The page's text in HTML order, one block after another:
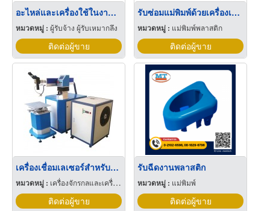
อะไหล่และเครื่องใช้ในงานแม่พิมพ์
หมวดหมู่ : ผู้รับจ้าง ผู้รับเหมากลึง
ติดต่อผู้ขาย
รับซ่อมแม่พิมพ์ด้วยเครื่องเชื่อมเลเซอร์
หมวดหมู่ : แม่พิมพ์พลาสติก
ติดต่อผู้ขาย
เครื่องเชื่อมเลเซอร์สำหรับซ่อมแม่พิมพ์,mold laser welding
หมวดหมู่ : เครื่องจักรกลและเครื่องมือกล
ติดต่อผู้ขาย
รับฉีดงานพลาสติก
หมวดหมู่ : แม่พิมพ์
ติดต่อผู้ขาย